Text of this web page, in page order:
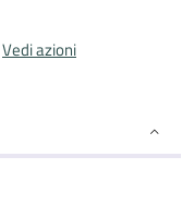
Vedi azioni